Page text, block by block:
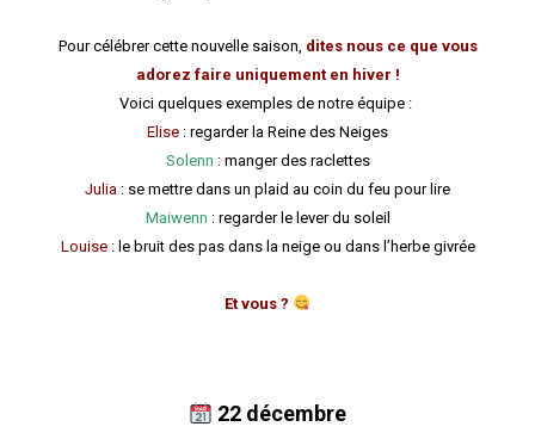
Pour célébrer cette nouvelle saison, dites nous ce que vous
adorez faire uniquement en hiver !
Voici quelques exemples de notre équipe :
Elise : regarder la Reine des Neiges
Solenn : manger des raclettes
Julia : se mettre dans un plaid au coin du feu pour lire
Maiwenn : regarder le lever du soleil
Louise: le bruit des pas dans la neige ou dans l’herbe givrée
Et vous ?
22 décembre